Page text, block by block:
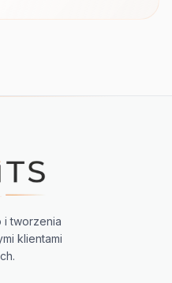
i tworzenia
klientami